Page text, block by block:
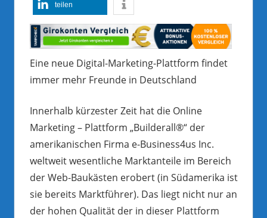
teilen
Eine neue Digital-Marketing-Plattform findet
immer mehr Freunde in Deutschland
Innerhalb kürzester Zeit hat die Online
Marketing – Plattform „Builderall®“ der
amerikanischen Firma e-Business4us Inc.
weltweit wesentliche Marktanteile im Bereich
der Web-Baukästen erobert (in Südamerika ist
sie bereits Marktführer). Das liegt nicht nur an
der hohen Qualität der in dieser Plattform